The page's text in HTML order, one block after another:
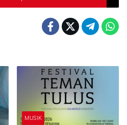
MUSIK